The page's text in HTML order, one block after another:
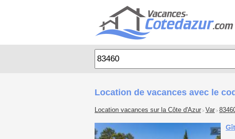
Location de vacances avec le
Location vacances sur la Côte d'Azur > Var >